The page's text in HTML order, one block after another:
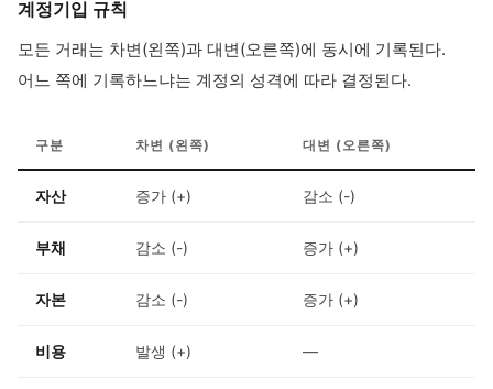
계정기입 규칙
모든 거래는 차변(왼쪽)과 대변(오른쪽)에 동시에 기록된다.
어느 쪽에 기록하느냐는 계정의 성격에 따라 결정된다.
구분 차변 (왼쪽) 대변 (오른쪽)
자산 증가 (+) 감소 (-)
부채 감소 (-) 증가 (+)
자본 감소 (-) 증가 (+)
비용 발생 (+) —